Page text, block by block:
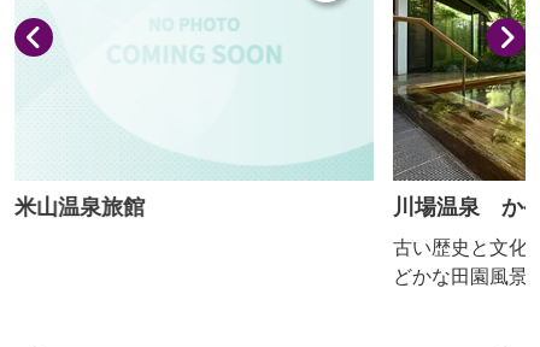
米山温泉旅館
川場温泉 か
湯里庵
古い歴史と文化
どかな田園風景